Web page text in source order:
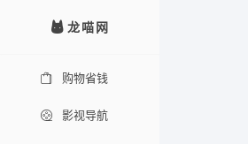
龙喵网
购物省钱
影视导航